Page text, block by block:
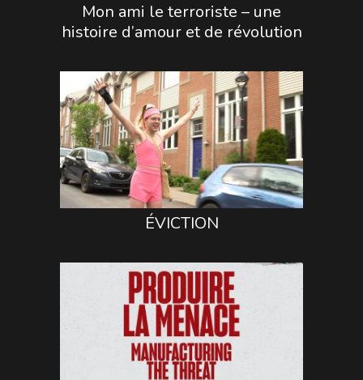
Mon ami le terroriste – une
histoire d’amour et de révolution
ÉVICTION